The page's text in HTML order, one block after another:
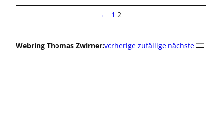
Nordsee
← 1 2
Webring Thomas Zwirner:vorherige zufällige nächste